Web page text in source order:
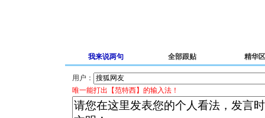
我来说两句 全部跟贴 精华区
用户：
唯一能打出【范特西】的输入法！